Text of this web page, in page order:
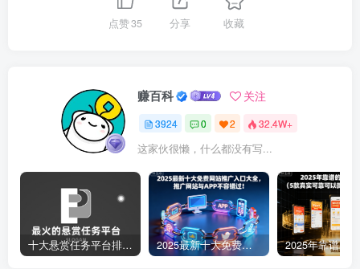
点赞35 分享 收藏
赚百科 关注
3924 0 2 32.4W+
这家伙很懒，什么都没有写...
十大悬赏任务平台排行榜（全网最好的悬赏任务平台） 2025最新十大免费网站推广入口大全，推广网站与APP不容错过！